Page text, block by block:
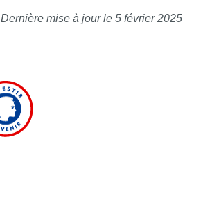
Dernière mise à jour le 5 février 2025